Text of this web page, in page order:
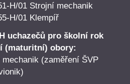
H/01 Strojní mechanik
H/01 Klempíř
uchazečů pro školní rok
(maturitní) obory:
(zaměření ŠVP